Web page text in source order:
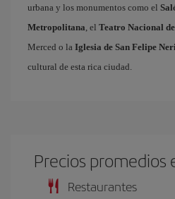
urbana y los monumentos como el
Metropolitana , el Teatro Nacional
Merced o la Iglesia de San Felipe Neri
cultural de esta rica ciudad.
Precios promedios
Restaurantes